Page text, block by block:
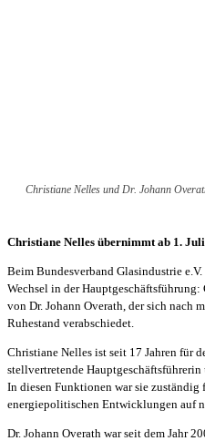
Christiane Nelles und Dr. Johann
Christiane Nelles übernimmt ab 1.
Beim Bundesverband Glasindustrie
Wechsel in der
von Dr. Johann Overath, der sich nach
Ruhestand verabschiedet.
Christiane Nelles ist seit 17 Jahren für
stellvertretende
In diesen Funktionen war sie zuständig
energiepolitischen Entwicklungen auf
Dr. Johann Overath war seit dem Jahr